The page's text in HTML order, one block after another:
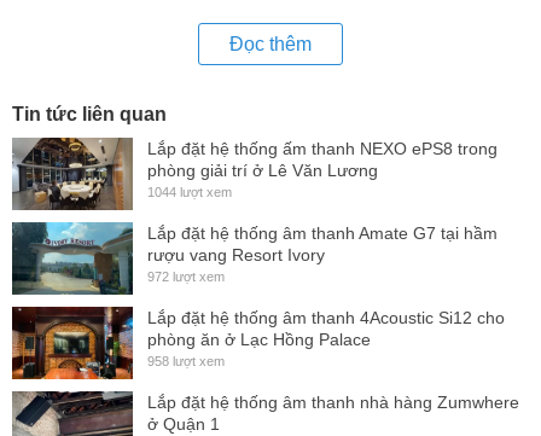
Đọc thêm
Tin tức liên quan
Lắp đặt hệ thống ấm thanh NEXO ePS8 trong
phòng giải trí ở Lê Văn Lương
1044 lượt xem
Lắp đặt hệ thống âm thanh Amate G7 tại hầm
rượu vang Resort Ivory
972 lượt xem
Lắp đặt hệ thống âm thanh 4Acoustic Si12 cho
phòng ăn ở Lạc Hồng Palace
958 lượt xem
Lắp đặt hệ thống âm thanh nhà hàng Zumwhere
ở Quận 1